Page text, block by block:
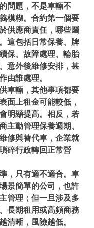
問題，不是車輛不
模糊。合約第一個要
供應商責任，哪些屬
這包括日常保養、牌
保、故障處理、輪胎
意外後維修安排，甚
由誰處理。
車輛，其他事項都要
面上租金可能較低，
明顯提高。相反，若
主動管理保養週期、
修與替代車，企業就
碎行政轉回正常營
，只有適不適合。車
景簡單的公司，也許
管理；但一旦涉及多
長期租用或高頻商務
清晰，風險越低。